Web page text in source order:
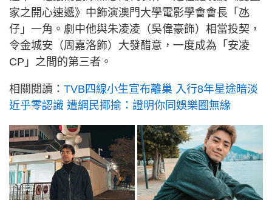
家之開心速遞》中飾演澳門大學電影學會會長「氹
仔」一角。劇中他與朱凌凌（吳偉豪飾）相當投契，
令金城安（周嘉洛飾）大發醋意，一度成為「安凌
CP」之間的第三者。
相關閱讀： TVB四線小生宣布離巢 入行8年星途暗淡
近乎零認識 遭網民揶揄：證明你同娛樂圈無緣